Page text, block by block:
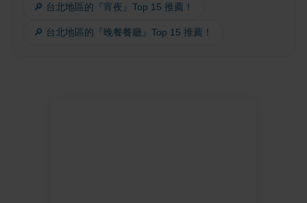
🔎 台北地區的『宵夜』Top 15 推薦！
🔎 台北地區的『晚餐餐廳』Top 15 推薦！